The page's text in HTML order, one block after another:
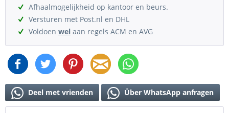
Afhaalmogelijkheid op kantoor en beurs.
Versturen met Post.nl en DHL
Voldoen wel aan regels ACM en AVG
Deel met vrienden Über WhatsApp anfragen